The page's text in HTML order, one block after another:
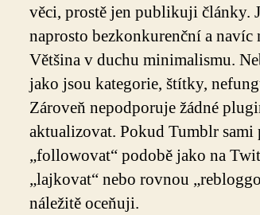
věci, prostě jen publikuji články.
naprosto bezkonkurenční a
Většina v duchu minimalismu.
jako jsou kategorie, štítky,
Zároveň nepodporuje žádné
aktualizovat. Pokud Tumblr sami
„followovat“ podobě jako na
„lajkovat“ nebo rovnou
náležitě oceňuji.